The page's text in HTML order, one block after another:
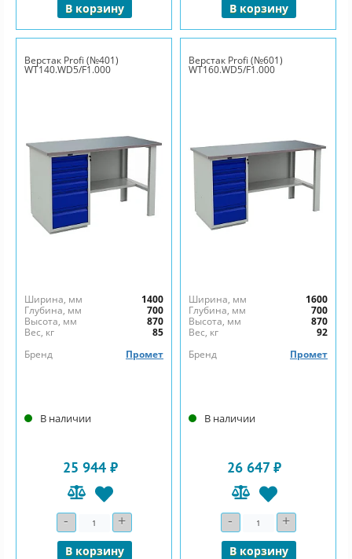
В корзину В корзину
Верстак Profi (№401)
WT140.WD5/F1.000
Ширина, мм
1400
Глубина, мм
700
Высота, мм
870
Вес, кг
85
Бренд
Промет
В наличии
25 944 ₽
- Количество+
В корзину
Верстак Profi (№601)
WT160.WD5/F1.000
Ширина, мм
1600
Глубина, мм
700
Высота, мм
870
Вес, кг
92
Бренд
Промет
В наличии
26 647 ₽
- Количество+
В корзину